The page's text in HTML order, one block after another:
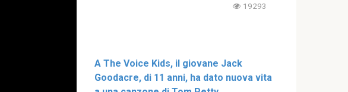
19293
A The Voice Kids, il giovane Jack
Goodacre, di 11 anni, ha dato nuova vita